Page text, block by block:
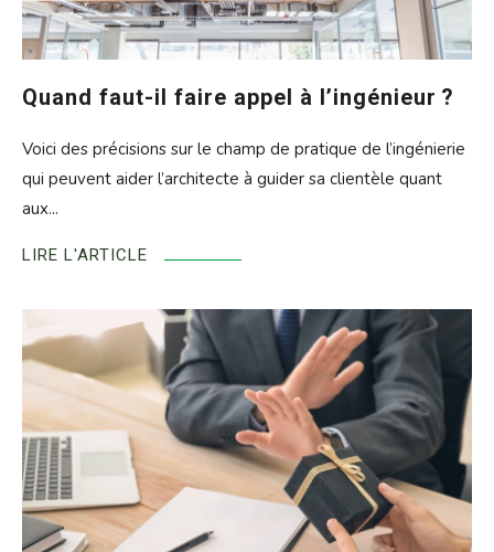
Quand faut-il faire appel à l’ingénieur ?
Voici des précisions sur le champ de pratique de l’ingénierie
qui peuvent aider l’architecte à guider sa clientèle quant
aux...
LIRE L'ARTICLE